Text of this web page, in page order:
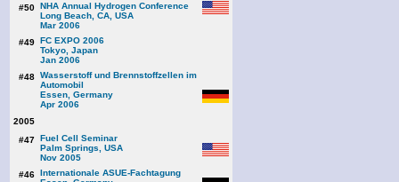
#50 NHA Annual Hydrogen Conference
Long Beach, CA, USA
Mar 2006
#49 FC EXPO 2006
Tokyo, Japan
Jan 2006
#48 Wasserstoff und Brennstoffzellen im
Automobil
Essen, Germany
Apr 2006
2005
#47 Fuel Cell Seminar
Palm Springs, USA
Nov 2005
#46 Internationale ASUE-Fachtagung